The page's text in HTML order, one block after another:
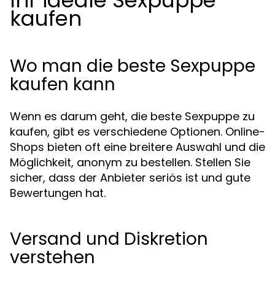
kaufen
Wo man die beste Sexpuppe
kaufen kann
Wenn es darum geht, die beste Sexpuppe zu
kaufen, gibt es verschiedene Optionen. Online-
Shops bieten oft eine breitere Auswahl und die
Möglichkeit, anonym zu bestellen. Stellen Sie
sicher, dass der Anbieter seriös ist und gute
Bewertungen hat.
Versand und Diskretion
verstehen